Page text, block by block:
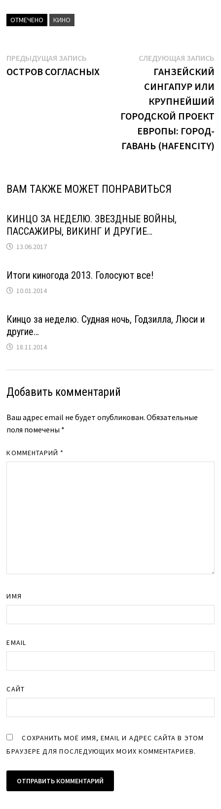
ОТМЕЧЕНО КИНО
Навигация
по
ПРЕДЫДУЩАЯ ЗАПИСЬ
запись:
ОСТРОВ СОГЛАСНЫХ
СЛЕДУЮЩАЯ ЗАПИСЬ
ГАНЗЕЙСКИЙ
СИНГАПУР ИЛИ
КРУПНЕЙШИЙ
ГОРОДСКОЙ ПРОЕКТ
ЕВРОПЫ: ГОРОД-
ГАВАНЬ (HAFENCITY)
ВАМ ТАКЖЕ МОЖЕТ ПОНРАВИТЬСЯ
КИНЦО ЗА НЕДЕЛЮ. ЗВЕЗДНЫЕ ВОЙНЫ,
ПАССАЖИРЫ, ВИКИНГ И ДРУГИЕ…
13.06.2017
Итоги киногода 2013. Голосуют все!
10.01.2014
Кинцо за неделю. Судная ночь, Годзилла, Люси и
другие…
18.11.2014
Добавить комментарий
Ваш адрес email не будет опубликован. Обязательные
поля помечены *
КОММЕНТАРИЙ *
ИМЯ
EMAIL
САЙТ
СОХРАНИТЬ МОЁ ИМЯ, EMAIL И АДРЕС САЙТА В ЭТОМ
БРАУЗЕРЕ ДЛЯ ПОСЛЕДУЮЩИХ МОИХ КОММЕНТАРИЕВ.